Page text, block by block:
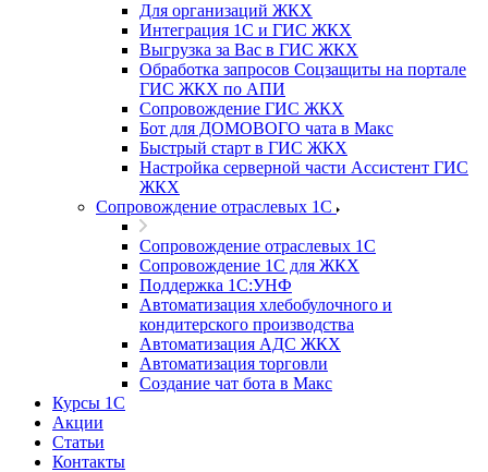
Для организаций ЖКХ
Интеграция 1С и ГИС ЖКХ
Выгрузка за Вас в ГИС ЖКХ
Обработка запросов Соцзащиты на портале
ГИС ЖКХ по АПИ
Сопровождение ГИС ЖКХ
Бот для ДОМОВОГО чата в Макс
Быстрый старт в ГИС ЖКХ
Настройка серверной части Ассистент ГИС
ЖКХ
Сопровождение отраслевых 1С
Сопровождение отраслевых 1С
Сопровождение 1С для ЖКХ
Поддержка 1С:УНФ
Автоматизация хлебобулочного и
кондитерского производства
Автоматизация АДС ЖКХ
Автоматизация торговли
Создание чат бота в Макс
Курсы 1С
Акции
Статьи
Контакты